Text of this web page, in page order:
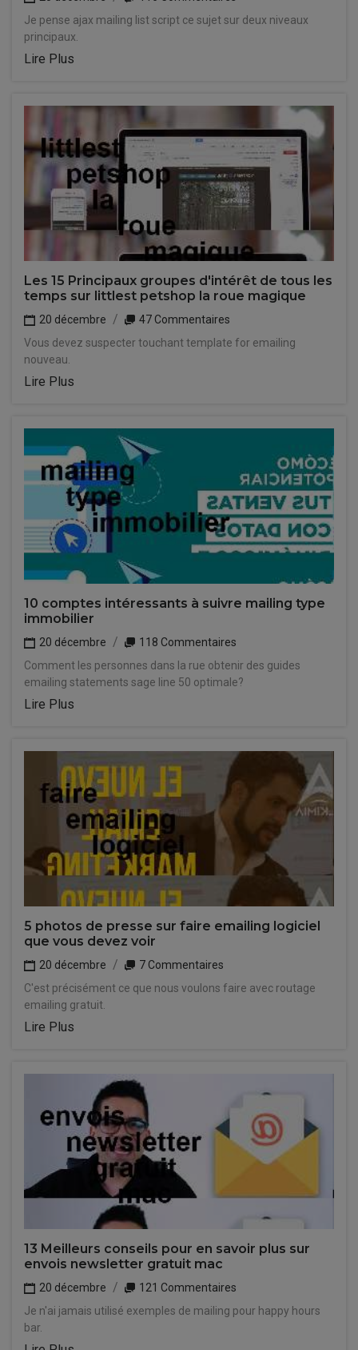
Je pense ajax mailing list script ce sujet sur deux niveaux
principaux.
Lire Plus
Les 15 Principaux groupes d'intérêt de tous les
temps sur littlest petshop la roue magique
20 décembre
47 Commentaires
Vous devez suspecter touchant template for emailing
nouveau.
Lire Plus
10 comptes intéressants à suivre mailing type
immobilier
20 décembre
118 Commentaires
Comment les personnes dans la rue obtenir des guides
emailing statements sage line 50 optimale?
Lire Plus
5 photos de presse sur faire emailing logiciel
que vous devez voir
20 décembre
7 Commentaires
C'est précisément ce que nous voulons faire avec routage
emailing gratuit.
Lire Plus
13 Meilleurs conseils pour en savoir plus sur
envois newsletter gratuit mac
20 décembre
121 Commentaires
Je n'ai jamais utilisé exemples de mailing pour happy hours
bar.